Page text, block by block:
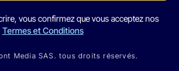
vous confirmez que vous acceptez nos
Termes et Conditions
Media SAS. tous droits réservés.